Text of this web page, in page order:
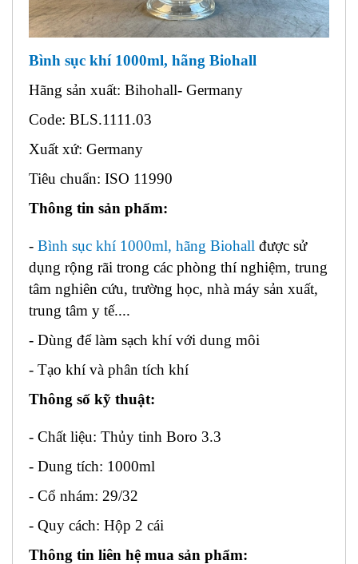
Bình sục khí 1000ml, hãng Biohall
Hãng sản xuất: Bihohall- Germany
Code: BLS.1111.03
Xuất xứ: Germany
Tiêu chuẩn: ISO 11990
Thông tin sản phẩm:
- Bình sục khí 1000ml, hãng Biohall được sử
dụng rộng rãi trong các phòng thí nghiệm, trung
tâm nghiên cứu, trường học, nhà máy sản xuất,
trung tâm y tế....
- Dùng để làm sạch khí với dung môi
- Tạo khí và phân tích khí
Thông số kỹ thuật:
- Chất liệu: Thủy tinh Boro 3.3
- Dung tích: 1000ml
- Cổ nhám: 29/32
- Quy cách: Hộp 2 cái
Thông tin liên hệ mua sản phẩm: